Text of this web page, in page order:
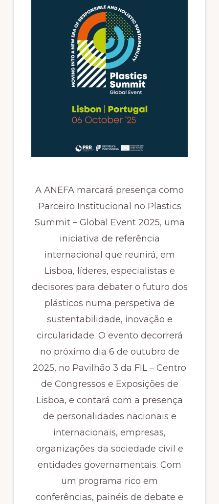
A ANEFA marcará presença como
Parceiro Institucional no Plastics
Summit – Global Event 2025, uma
iniciativa de referência
internacional que reunirá, em
Lisboa, líderes, especialistas e
decisores para debater o futuro dos
plásticos numa perspetiva de
sustentabilidade, inovação e
circularidade. O evento decorrerá
no próximo dia 6 de outubro de
2025, no Pavilhão 3 da FIL – Centro
de Congressos e Exposições de
Lisboa, e contará com a presença
de personalidades nacionais e
internacionais, empresas,
organizações da sociedade civil e
entidades governamentais. Com
um programa rico em
conferências, painéis de debate e